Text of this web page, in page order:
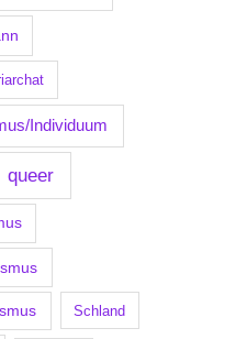
Individuum
queer
Schland